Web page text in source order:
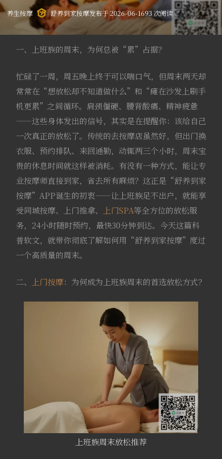
养生按摩 舒养到家按摩发布于 2026-06-1693 次阅读
一、上班族的周末，为何总被“累”占据？
忙碌了一周，周五晚上终于可以喘口气，但周末两天却
常常在“想放松却不知道做什么”和“瘫在沙发上刷手
机更累”之间循环。肩颈僵硬、腰背酸痛、精神疲惫
——这些身体发出的信号，其实是在提醒你：该给自己
一次真正的放松了。传统的去按摩店虽然好，但出门换
衣服、预约排队、来回通勤，动辄两三个小时，周末宝
贵的休息时间就这样被消耗。有没有一种方式，能让专
业按摩师直接到家，省去所有麻烦？这正是“舒养到家
按摩”APP诞生的初衷——让上班族足不出户，就能享
受同城按摩、上门推拿、
上门SPA等全方位的放松服
务，24小时随时预约，最快30分钟到达。今天这篇科
普软文，就带你彻底了解如何用“舒养到家按摩”度过
一个高质量的周末。
二、 上门按摩：为何成为上班族周末的首选放松方式？
上班族周末放松推荐